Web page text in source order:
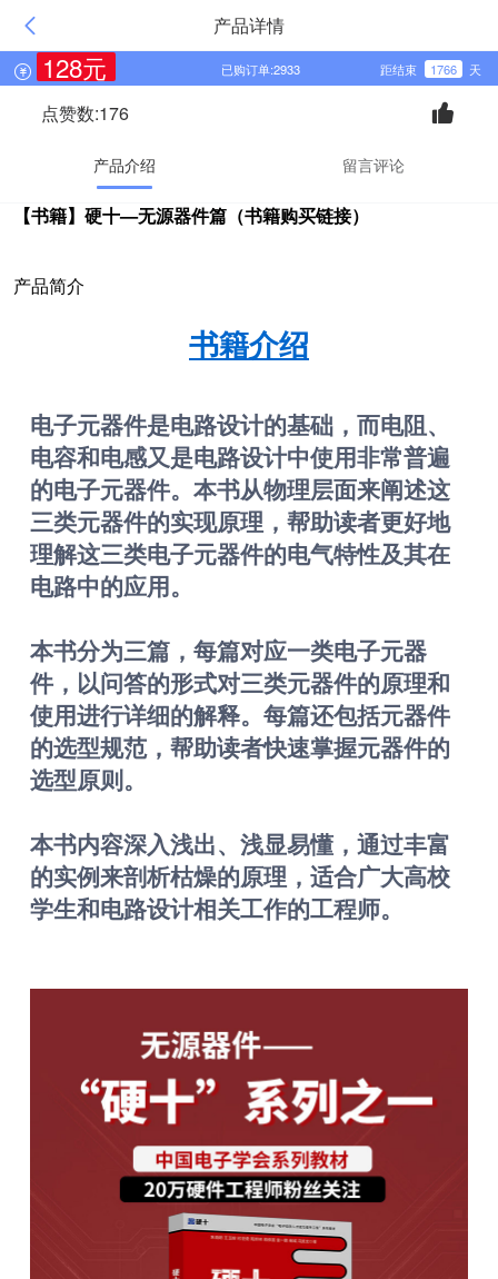
产品详情
128元 已购订单:2933 距结束 1766 天
点赞数:176
产品介绍 留言评论
【书籍】硬十—无源器件篇（书籍购买链接）
产品简介
书籍介绍
电子元器件是电路设计的基础，而电阻、
电容和电感又是电路设计中使用非常普遍
的电子元器件。本书从物理层面来阐述这
三类元器件的实现原理，帮助读者更好地
理解这三类电子元器件的电气特性及其在
电路中的应用。
本书分为三篇，每篇对应一类电子元器
件，以问答的形式对三类元器件的原理和
使用进行详细的解释。每篇还包括元器件
的选型规范，帮助读者快速掌握元器件的
选型原则。
本书内容深入浅出、浅显易懂，通过丰富
的实例来剖析枯燥的原理，适合广大高校
学生和电路设计相关工作的工程师。